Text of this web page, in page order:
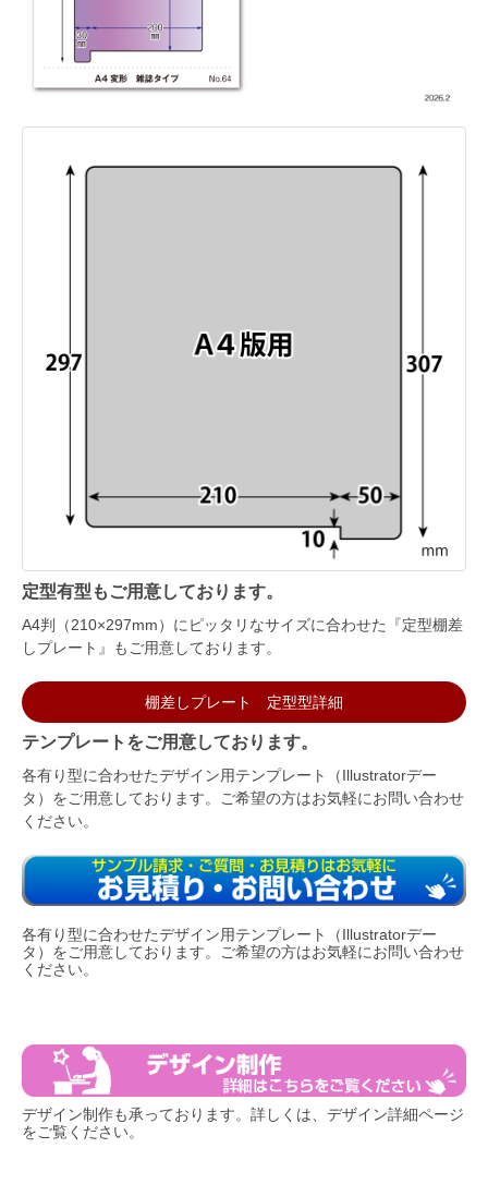
定型有型もご用意しております。
A4判（210×297mm）にピッタリなサイズに合わせた『定型棚差
しプレート』もご用意しております。
棚差しプレート 定型型詳細
テンプレートをご用意しております。
各有り型に合わせたデザイン用テンプレート（Illustratorデー
タ）をご用意しております。ご希望の方はお気軽にお問い合わせ
ください。
各有り型に合わせたデザイン用テンプレート（Illustratorデー
タ）をご用意しております。ご希望の方はお気軽にお問い合わせ
ください。
デザイン制作も承っております。詳しくは、デザイン詳細ページ
をご覧ください。